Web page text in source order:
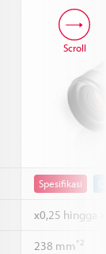
Spesifikasi
x0,25 hingga
238 mm *2
Scroll